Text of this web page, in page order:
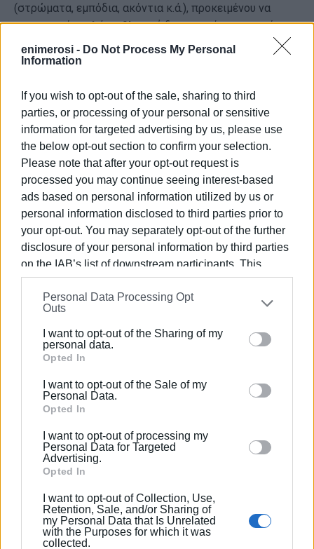
enimerosi - Do Not Process My Personal
Information
If you wish to opt-out of the sale, sharing to third
parties, or processing of your personal or sensitive
information for targeted advertising by us, please use
the below opt-out section to confirm your selection.
Please note that after your opt-out request is
processed you may continue seeing interest-based
ads based on personal information utilized by us or
personal information disclosed to third parties prior to
your opt-out. You may separately opt-out of the further
disclosure of your personal information by third parties
on the IAB’s list of downstream participants. This
information may also be disclosed by us to third parties
on theIAB’s List of Downstream Participants
that may
further disclose it to other third parties.
Please note that this website/app uses one or more
Google services and may gather and store information
behaviour. You may click to grant or deny consent to
Google and its third-party tags to use your data for
section.
Personal Data Processing Opt
Outs
I want to opt-out of the Sharing of my
personal data.
Opted In
I want to opt-out of the Sale of my
Personal Data.
Opted In
I want to opt-out of processing my
Personal Data for Targeted
Advertising.
Opted In
I want to opt-out of Collection, Use,
Retention, Sale, and/or Sharing of
my Personal Data that Is Unrelated
with the Purposes for which it was
collected.
(στρώματα, εμπόδια, ακόντια κ.ά.), προκειμένου να
συνεχιστεί ομαλά η αθλητική δραστηριότητα, χωρίς
απώλειες υλικού ή διακοπές στις προπονήσεις.
κατάστασης και δεσμεύτηκε να προβεί άμεσα σε
εξέταση των διαθέσιμων υποδομών εντός των
εγκαταστάσεων, προκειμένου να εξευρεθεί κατάλληλος
προσωρινός χώρος φύλαξης, έως ότου δοθεί οριστική
λύση στο ζήτημα.
Η συνάντηση πραγματοποιήθηκε σε πνεύμα
συνεργασίας και αμοιβαίας κατανόησης, με κοινό στόχο
την εύρυθμη λειτουργία των σωματείων και τη
διατήρηση υψηλού επιπέδου αθλητικής δραστηριότητας
στον στίβο της Κέρκυρας. Οι επαφές μεταξύ της
Διοίκησης του ΕΑΚΚ και των σωματείων θα
συνεχιστούν, με σκοπό την επίλυση όλων των αναγκών
που σχετίζονται με την οργάνωση και υποστήριξη του
στίβου.
Επιτροπή Διοίκησης Ε.Α.Κ. Κέρκυρας
ΦΩΤΟ@ ΕΑΚ ΚΕΡΚΥΡΑΣ
Εμφανίσεις: 106